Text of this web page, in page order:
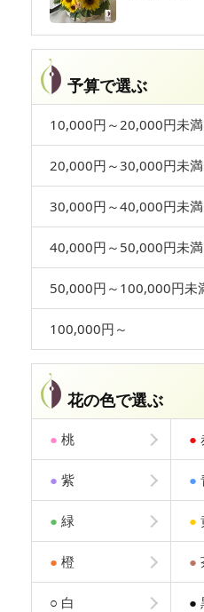
予算で選ぶ
10,000円～20,000円未満
20,000円～30,000円未満
30,000円～40,000円未満
40,000円～50,000円未満
50,000円～100,000円未
100,000円～
花の色で選ぶ
● 桃 ●
● 紫 ●
● 緑 ●
● 橙 ●
○ 白 ●